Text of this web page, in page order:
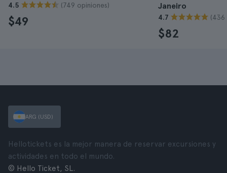
4.5 (749 opiniones)
$49
Janeiro
4.7 (436
$82
ARG (USD)
Hellotickets es la mejor manera de reservar excursiones y
actividades en todo el mundo.
© Hello Ticket, SL.